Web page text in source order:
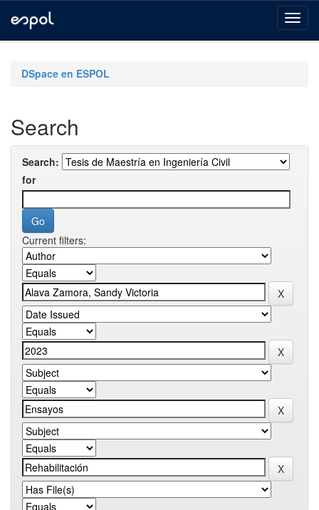
navigationDSpace en ESPOL
Search
Search:
for
Current filters: